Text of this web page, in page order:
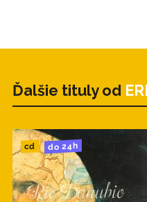
Ďalšie tituly od
cd do 24h